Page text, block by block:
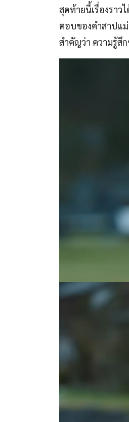
สุดท้ายนี้เรื่องราว
ตอบของคำสาปแ
สำคัญว่า ความรู้สึ